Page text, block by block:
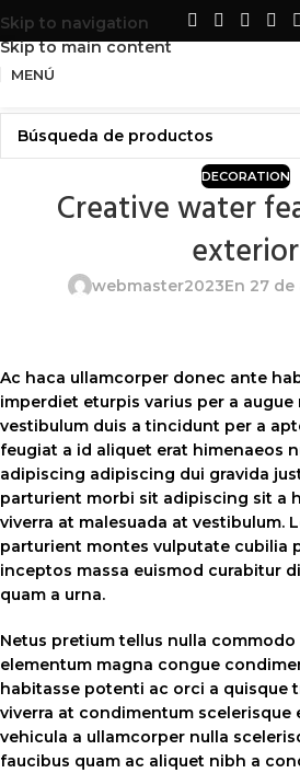
Skip to navigation
Skip to main content
MENÚ
DECORATION
Creative water
exterior
webmaster2023En 27
Ac haca ullamcorper donec ante
imperdiet eturpis varius per a augue
vestibulum duis a tincidunt per a
feugiat a id aliquet erat himenaeos
adipiscing adipiscing dui gravida
parturient morbi sit adipiscing sit a
viverra at malesuada at vestibulum.
parturient montes vulputate cubilia
inceptos massa euismod curabitur
quam a urna.
Netus pretium tellus nulla
elementum magna congue
habitasse potenti ac orci a quisque
viverra at condimentum scelerisque
vehicula a ullamcorper nulla
faucibus quam ac aliquet nibh a
ACCESORIOS